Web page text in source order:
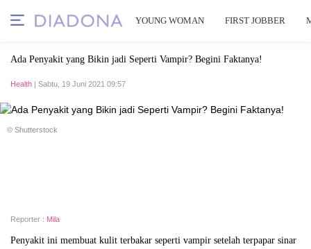
YOUNG WOMAN FIRST JOBBER
Ada Penyakit yang Bikin jadi Seperti Vampir? Begini Faktanya!
Health | Sabtu, 19 Juni 2021 09:57
© Shutterstock
Reporter : Mila
Penyakit ini membuat kulit terbakar seperti vampir setelah terpapar sinar